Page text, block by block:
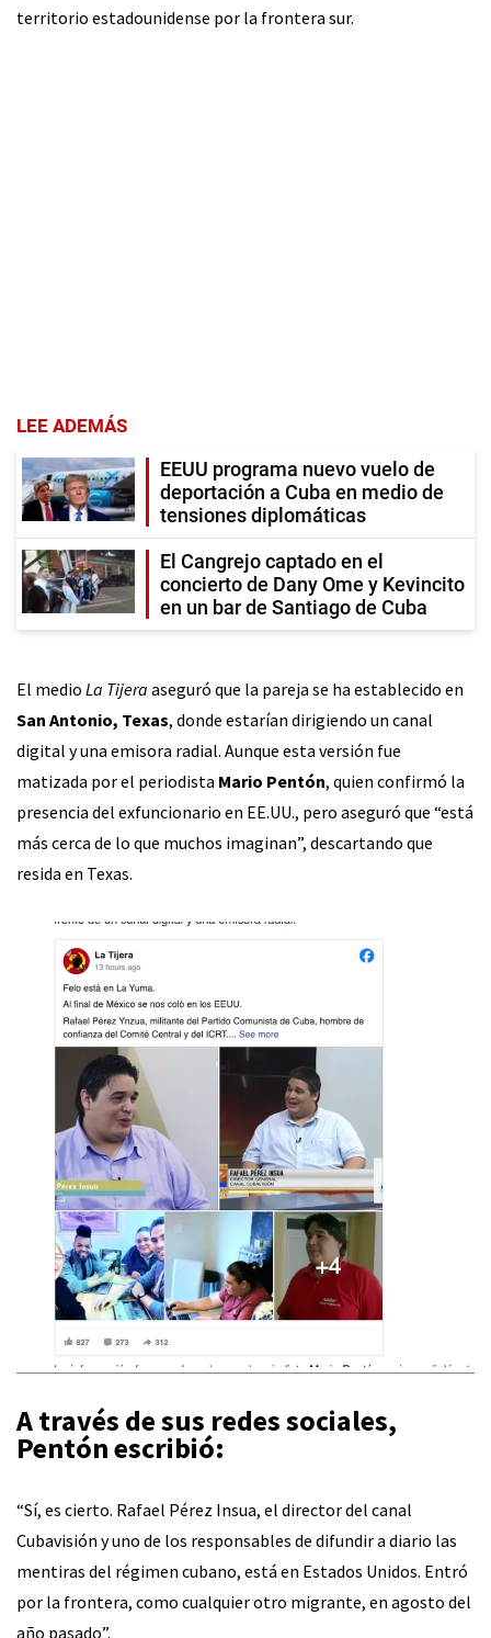
territorio estadounidense por la frontera sur.
LEE ADEMÁS
EEUU programa nuevo vuelo de
deportación a Cuba en medio de
tensiones diplomáticas
El Cangrejo captado en el
concierto de Dany Ome y Kevincito
en un bar de Santiago de Cuba
El medio La Tijera aseguró que la pareja se ha establecido en
San Antonio, Texas, donde estarían dirigiendo un canal
digital y una emisora radial. Aunque esta versión fue
matizada por el periodista Mario Pentón, quien confirmó la
presencia del exfuncionario en EE.UU., pero aseguró que “está
más cerca de lo que muchos imaginan”, descartando que
resida en Texas.
A través de sus redes sociales,
Pentón escribió:
“Sí, es cierto. Rafael Pérez Insua, el director del canal
Cubavisión y uno de los responsables de difundir a diario las
mentiras del régimen cubano, está en Estados Unidos. Entró
por la frontera, como cualquier otro migrante, en agosto del
año pasado”.